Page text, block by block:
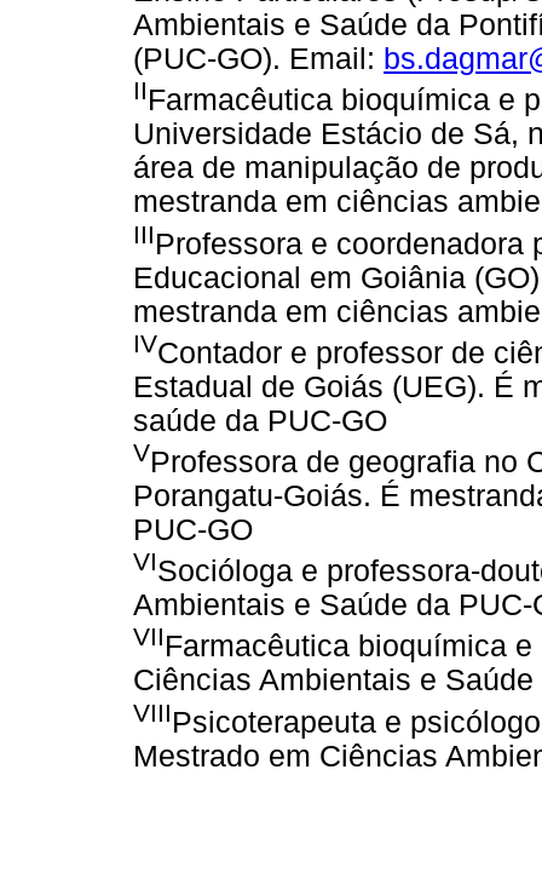
Ambientais e Saúde da
(PUC-GO). Email:
IIFarmacêutica bioquímica e
Universidade Estácio de Sá,
área de manipulação de
mestranda em ciências
IIIProfessora e coordenadora
Educacional em Goiânia
mestranda em ciências
IVContador e professor de
Estadual de Goiás (UEG). É
saúde da PUC-GO
VProfessora de geografia no
Porangatu-Goiás. É
PUC-GO
VISocióloga e professora-
Ambientais e Saúde da PUC-
VIIFarmacêutica bioquímica
Ciências Ambientais e Saúde
VIIIPsicoterapeuta e
Mestrado em Ciências